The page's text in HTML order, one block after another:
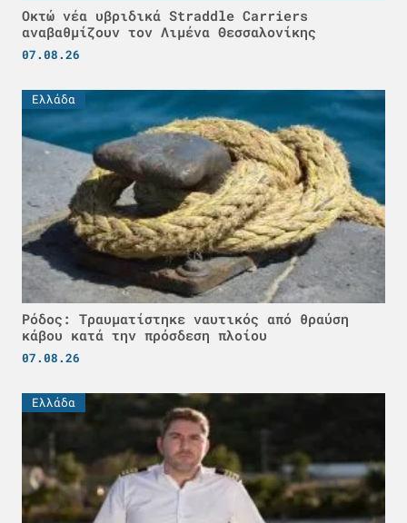
Οκτώ νέα υβριδικά Straddle Carriers
αναβαθμίζουν τον Λιμένα Θεσσαλονίκης
07.08.26
Ελλάδα
Ρόδος: Τραυματίστηκε ναυτικός από θραύση
κάβου κατά την πρόσδεση πλοίου
07.08.26
Ελλάδα